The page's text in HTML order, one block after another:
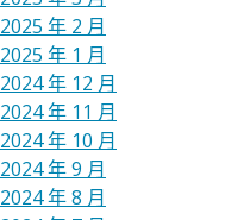
2025 年 2 月
2025 年 1 月
2024 年 12 月
2024 年 11 月
2024 年 10 月
2024 年 9 月
2024 年 8 月